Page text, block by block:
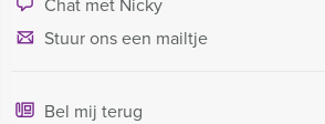
Stuur ons een mailtje
Bel mij terug